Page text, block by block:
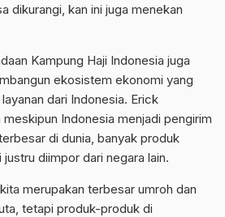
dikurangi, kan ini juga menekan
Kampung Haji Indonesia juga
ekosistem ekonomi yang
dari Indonesia. Erick
Indonesia menjadi pengirim
di dunia, banyak produk
diimpor dari negara lain.
merupakan terbesar umroh dan
tetapi produk-produk di